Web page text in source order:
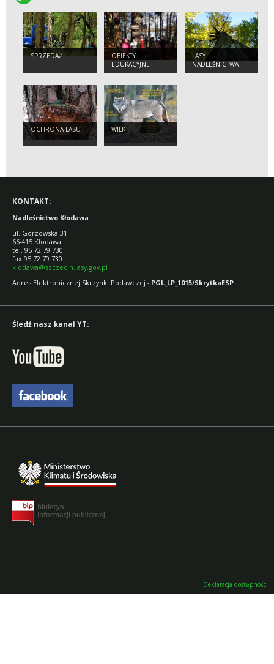
SPRZEDAŻ
OBIEKTY
EDUKACYJNE
LASY
NADLEŚNICTWA
KŁODAWA
OCHRONA LASU WILK
KONTAKT:
Nadleśnictwo Kłodawa
ul. Gorzowska 31
66-415 Kłodawa
tel. 95 72 79 730
fax 95 72 79 730
klodawa@szczecin.lasy.gov.pl
Adres Elektronicznej Skrzynki Podawczej - PGL_LP_1015/SkrytkaESP
Śledź nasz kanał YT:
Deklaracja dostępności